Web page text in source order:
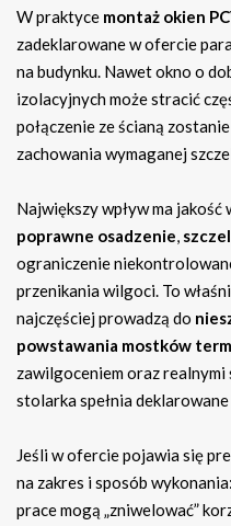
W praktyce montaż okien
zadeklarowane w ofercie
na budynku. Nawet okno o
izolacyjnych może stracić
połączenie ze ścianą
zachowania wymaganej
Największy wpływ ma
poprawne osadzenie,
ograniczenie
przenikania wilgoci. To
najczęściej prowadzą do
powstawania mostków
zawilgoceniem oraz realnymi
stolarka spełnia
Jeśli w ofercie pojawia się
na zakres i sposób
prace mogą „zniwelować”